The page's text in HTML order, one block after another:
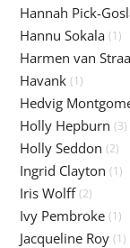
Hannah Pick-
Hannu Sokala (1)
Harmen van
Havank (1)
Hedvig
Holly Hepburn (3)
Holly Seddon (2)
Ingrid Clayton (1)
Iris Wolff (2)
Ivy Pembroke (1)
Jacqueline Roy (1)